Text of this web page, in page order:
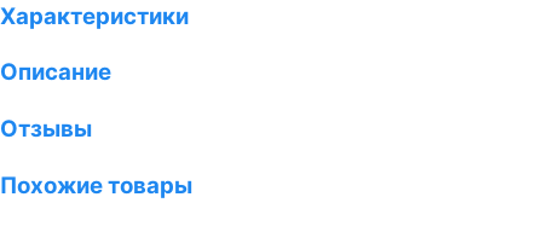
Характеристики
Описание
Отзывы
Похожие товары